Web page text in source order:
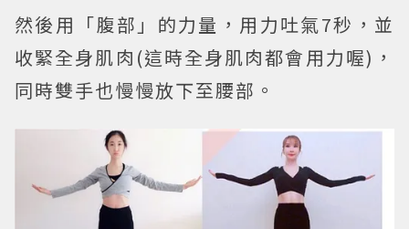
然後用「腹部」的力量，用力吐氣7秒，並
收緊全身肌肉(這時全身肌肉都會用力喔)，
同時雙手也慢慢放下至腰部。